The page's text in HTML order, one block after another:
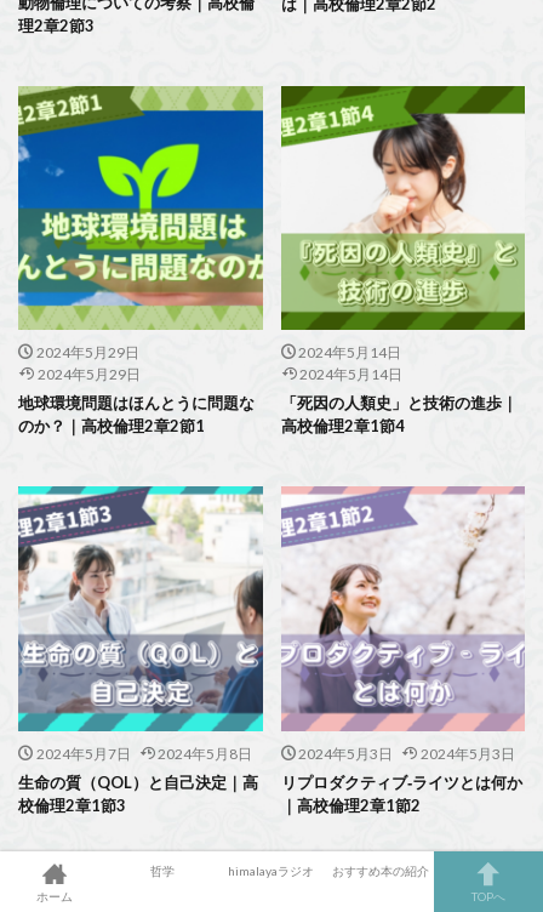
理2章2節3
2024年5月29日
2024年5月29日
地球環境問題はほんとうに問題な
のか？｜高校倫理2章2節1
2024年5月14日
2024年5月14日
「死因の人類史」と技術の進歩｜
高校倫理2章1節4
2024年5月7日 2024年5月8日
生命の質（QOL）と自己決定｜高
校倫理2章1節3
2024年5月3日 2024年5月3日
リプロダクティブ‐ライツとは何か
｜高校倫理2章1節2
ホーム
哲学 himalayaラジオ
おすすめ本の紹介
TOPへ